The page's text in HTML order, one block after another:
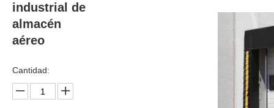
industrial de
almacén
aéreo
Cantidad: